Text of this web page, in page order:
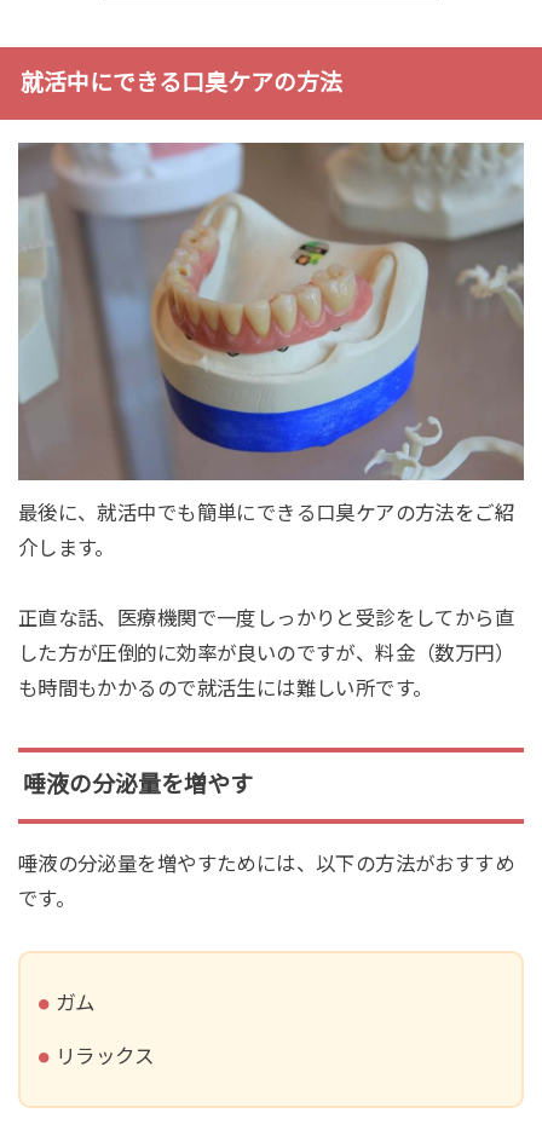
就活中にできる口臭ケアの方法
最後に、就活中でも簡単にできる口臭ケアの方法をご紹
介します。
正直な話、医療機関で一度しっかりと受診をしてから直
した方が圧倒的に効率が良いのですが、料金（数万円）
も時間もかかるので就活生には難しい所です。
唾液の分泌量を増やす
唾液の分泌量を増やすためには、以下の方法がおすすめ
です。
ガム
リラックス